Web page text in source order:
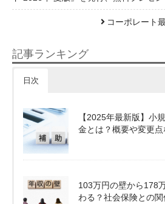
コーポレート
記事ランキング
日次
【2025年最新版】小
金とは？概要や変更
103万円の壁から178
わる？社会保険との